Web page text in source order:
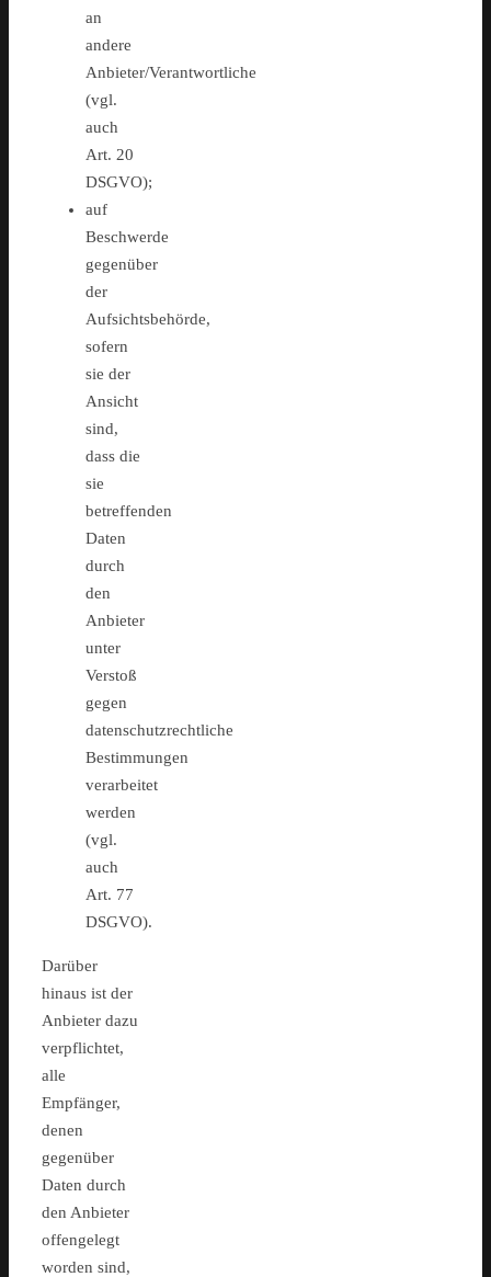
an
andere
Anbieter/Verantwortliche
(vgl.
auch
Art. 20
DSGVO);
auf
Beschwerde
gegenüber
der
Aufsichtsbehörde,
sofern
sie der
Ansicht
sind,
dass die
sie
betreffenden
Daten
durch
den
Anbieter
unter
Verstoß
gegen
datenschutzrechtliche
Bestimmungen
verarbeitet
werden
(vgl.
auch
Art. 77
DSGVO).
Darüber
hinaus ist der
Anbieter dazu
verpflichtet,
alle
Empfänger,
denen
gegenüber
Daten durch
den Anbieter
offengelegt
worden sind,